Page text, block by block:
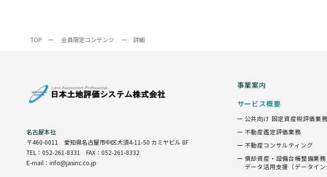
TOP ー 会員限定コンテンツ ー 詳細
名古屋本社
〒460-0011 愛知県名古屋市中区大須4-11-50 カミヤビル 8F
TEL：052-261-8331 FAX：052-261-8332
E-mail：info@jasinc.co.jp
事業案内
サービス概要
公共向け 固定資産税評価業務
不動産鑑定評価業務
不動産コンサルティング
償却資産・設備台帳整備業務
データ活用支援（データイン